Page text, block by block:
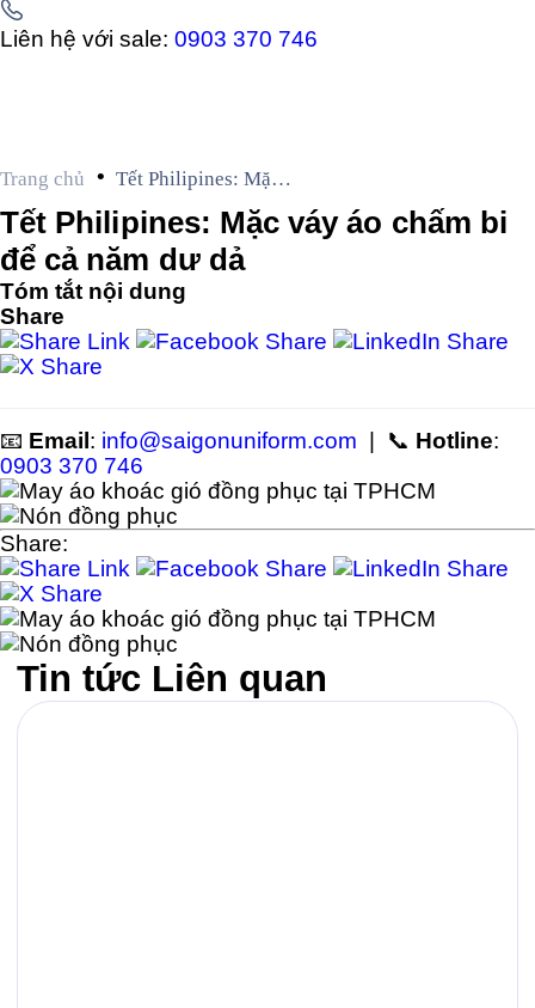
Liên hệ với sale: 0903 370 746
Trang chủ • Tết Philipines: Mặc
váy áo chấm bi để cả
năm dư dả
Tết Philipines: Mặc váy áo chấm bi
để cả năm dư dả
Tóm tắt nội dung
Share
📧 Email : info@saigonuniform.com | 📞 Hotline:
0903 370 746
Share:
Tin tức Liên quan